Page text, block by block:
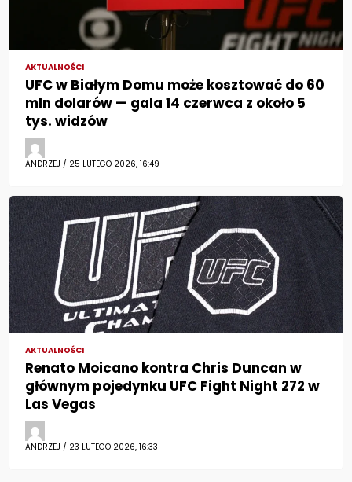
AKTUALNOŚCI
UFC w Białym Domu może kosztować do 60
mln dolarów — gala 14 czerwca z około 5
tys. widzów
ANDRZEJ / 25 LUTEGO 2026, 16:49
AKTUALNOŚCI
Renato Moicano kontra Chris Duncan w
głównym pojedynku UFC Fight Night 272 w
Las Vegas
ANDRZEJ / 23 LUTEGO 2026, 16:33